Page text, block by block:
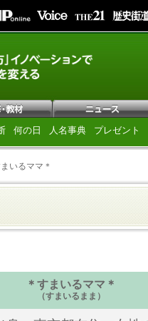
何の日 人名事典 プレゼント
いるママ＊
＊すまいるママ＊
（すまいるまま）